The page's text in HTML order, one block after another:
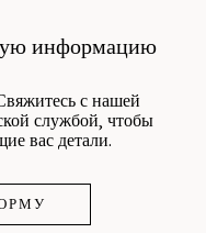
информацию
с нашей
службой, чтобы
вас детали.